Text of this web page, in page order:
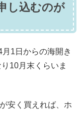
し込むのが
1日からの海開き
10月末くらいま
安く買えれば、ホ